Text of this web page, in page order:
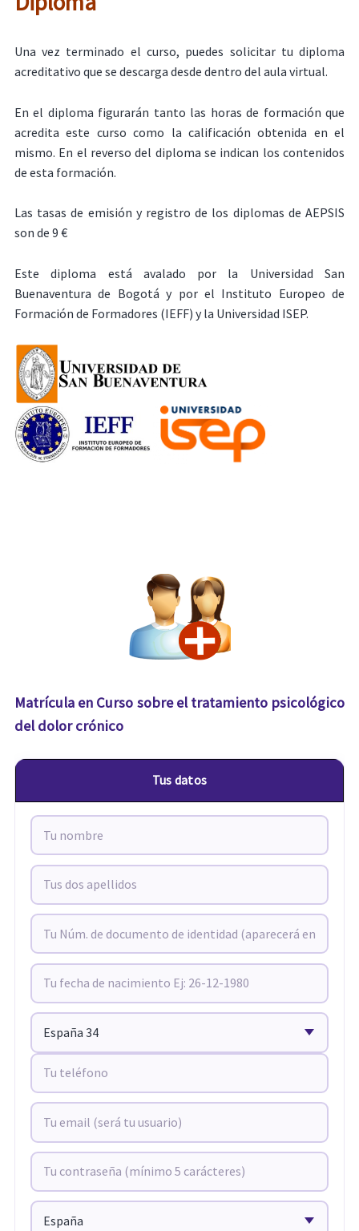
Una vez terminado el curso, puedes solicitar tu diploma
acreditativo que se descarga desde dentro del aula virtual.
En el diploma figurarán tanto las horas de formación que
acredita este curso como la calificación obtenida en el
mismo. En el reverso del diploma se indican los contenidos
de esta formación.
Las tasas de emisión y registro de los diplomas de AEPSIS
son de 9 €
Este diploma está avalado por la Universidad San
Buenaventura de Bogotá y por el Instituto Europeo de
Formación de Formadores (IEFF) y la Universidad ISEP.
Matrícula en Curso sobre el tratamiento psicológico
del dolor crónico
Tus datos